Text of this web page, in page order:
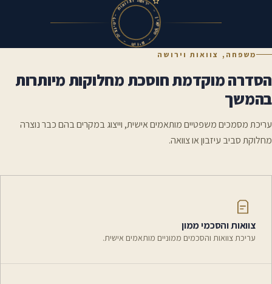
ל
י
ט
י
ג
צ
י
ה
– ח וזים
–
מ
ק
ר
ק
ע
י
ן
–
יר צוואו
ת
–
משפחה, צוואות וירושה
הסדרה מוקדמת חוסכת מחלוקות מיותרות
בהמשך
עריכת מסמכים משפטיים מותאמים אישית, וייצוג במקרים בהם כבר נוצרה
מחלוקת סביב עיזבון או צוואה.
צוואות והסכמי ממון
עריכת צוואות והסכמים ממוניים מותאמים אישית.